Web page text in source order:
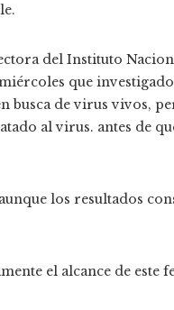
del Instituto
que
busca de virus vivos,
al virus. antes de
los resultados
el alcance de este